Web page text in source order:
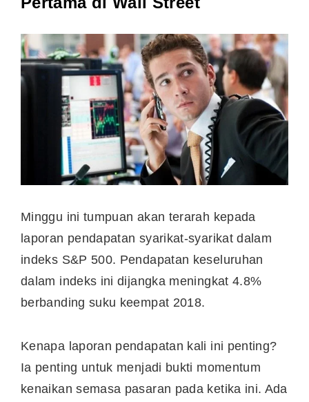
Minggu ini tumpuan akan terarah kepada
laporan pendapatan syarikat-syarikat dalam
indeks S&P 500. Pendapatan keseluruhan
dalam indeks ini dijangka meningkat 4.8%
berbanding suku keempat 2018.
Kenapa laporan pendapatan kali ini penting?
Ia penting untuk menjadi bukti momentum
kenaikan semasa pasaran pada ketika ini. Ada